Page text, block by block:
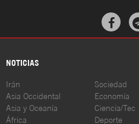
NOTICIAS
Irán
Asia Occidental
Asia y Oceanía
África
Sociedad
Economía
Ciencia/Tec
Deporte